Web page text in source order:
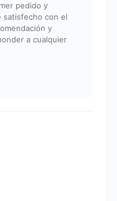
pedido y
satisfecho con el
y
a cualquier